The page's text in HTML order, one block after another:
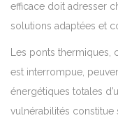
efficace doit adresser
solutions adaptées et
Les ponts thermiques,
est interrompue,
énergétiques totales
vulnérabilités